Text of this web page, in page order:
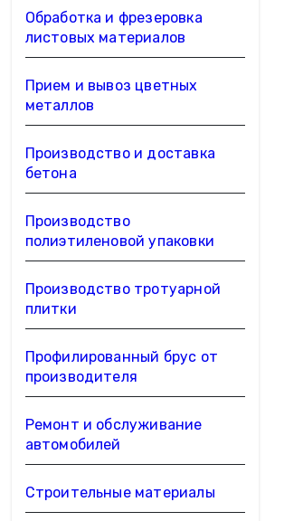
Обработка и фрезеровка
листовых материалов
Прием и вывоз цветных
металлов
Производство и доставка
бетона
Производство
полиэтиленовой упаковки
Производство тротуарной
плитки
Профилированный брус от
производителя
Ремонт и обслуживание
автомобилей
Строительные материалы